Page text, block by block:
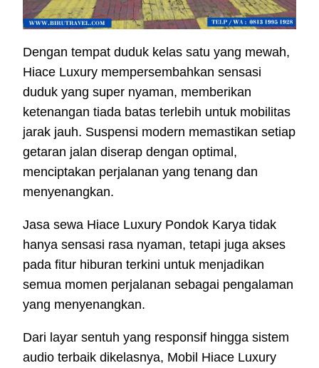
Dengan tempat duduk kelas satu yang mewah,
Hiace Luxury mempersembahkan sensasi
duduk yang super nyaman, memberikan
ketenangan tiada batas terlebih untuk mobilitas
jarak jauh. Suspensi modern memastikan setiap
getaran jalan diserap dengan optimal,
menciptakan perjalanan yang tenang dan
menyenangkan.
Jasa sewa Hiace Luxury Pondok Karya tidak
hanya sensasi rasa nyaman, tetapi juga akses
pada fitur hiburan terkini untuk menjadikan
semua momen perjalanan sebagai pengalaman
yang menyenangkan.
Dari layar sentuh yang responsif hingga sistem
audio terbaik dikelasnya, Mobil Hiace Luxury